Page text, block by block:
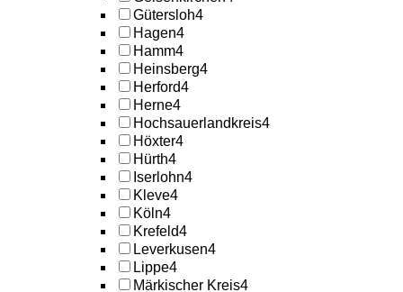
Gütersloh4
Hagen4
Hamm4
Heinsberg4
Herford4
Herne4
Hochsauerlandkreis4
Höxter4
Hürth4
Iserlohn4
Kleve4
Köln4
Krefeld4
Leverkusen4
Lippe4
Märkischer Kreis4